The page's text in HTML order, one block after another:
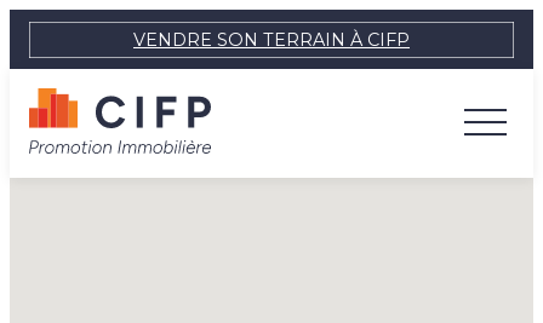
VENDRE SON TERRAIN À CIFP